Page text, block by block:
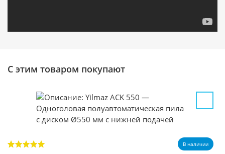
С этим товаром покупают
В наличии